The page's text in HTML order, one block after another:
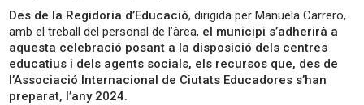
Des de la Regidoria d’Educació, dirigida per Manuela Carrero,
amb el treball del personal de l’àrea, el municipi s’adherirà a
aquesta celebració posant a la disposició dels centres
educatius i dels agents socials, els recursos que, des de
l’Associació Internacional de Ciutats Educadores s’han
preparat, l’any 2024.